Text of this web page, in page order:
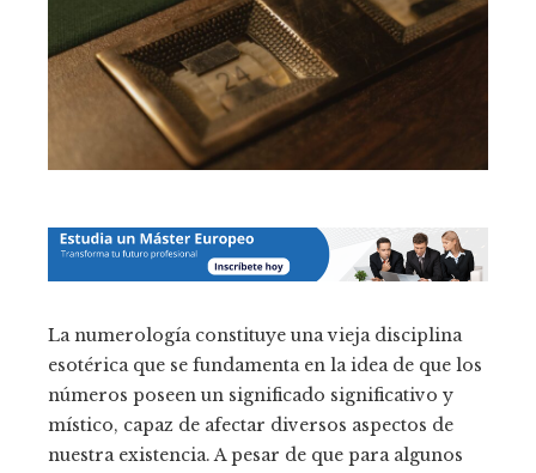
La numerología constituye una vieja disciplina
esotérica que se fundamenta en la idea de que los
números poseen un significado significativo y
místico, capaz de afectar diversos aspectos de
nuestra existencia. A pesar de que para algunos